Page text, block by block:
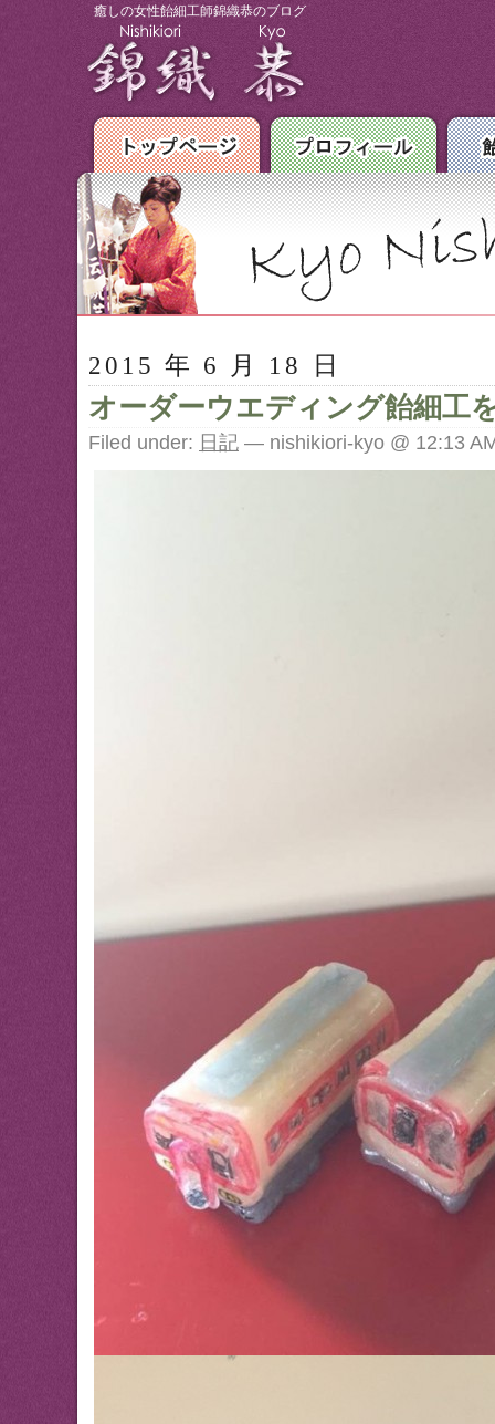
癒しの女性飴細工師錦織恭のブログ
2015 年 6 月 18 日
オーダーウエディング飴細工
Filed under: 日記 — nishikiori-kyo @ 12:13